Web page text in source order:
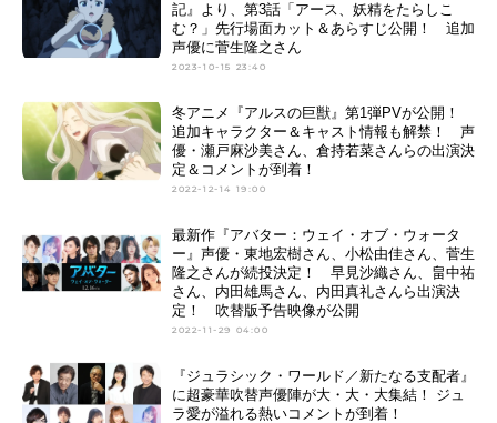
記』より、第3話「アース、妖精をたらしこ
む？」先行場面カット＆あらすじ公開！ 追加
声優に菅生隆之さん
2023-10-15 23:40
冬アニメ『アルスの巨獣』第1弾PVが公開！
追加キャラクター＆キャスト情報も解禁！ 声
優・瀬戸麻沙美さん、倉持若菜さんらの出演決
定＆コメントが到着！
2022-12-14 19:00
最新作『アバター：ウェイ・オブ・ウォータ
ー』声優・東地宏樹さん、小松由佳さん、菅生
隆之さんが続投決定！ 早見沙織さん、畠中祐
さん、内田雄馬さん、内田真礼さんら出演決
定！ 吹替版予告映像が公開
2022-11-29 04:00
『ジュラシック・ワールド／新たなる支配者』
に超豪華吹替声優陣が大・大・大集結！ ジュ
ラ愛が溢れる熱いコメントが到着！